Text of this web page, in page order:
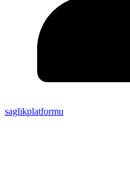
saglikplatformu